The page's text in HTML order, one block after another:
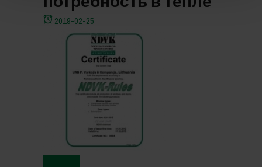
2019-02-25